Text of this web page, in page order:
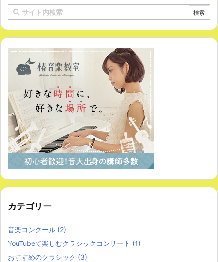
カテゴリー
音楽コンクール (2)
YouTubeで楽しむクラシックコンサート (1)
おすすめのクラシック (3)